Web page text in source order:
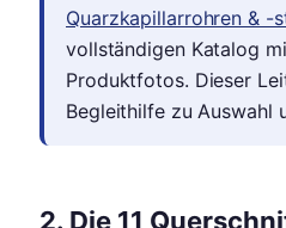
Quarzkapillarrohren & -
vollständigen Katalog
Produktfotos. Dieser
Begleithilfe zu Auswahl
2. Die 11